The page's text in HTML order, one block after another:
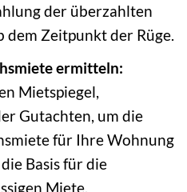
der überzahlten
dem Zeitpunkt der Rüge.
ermitteln:
Mietspiegel,
Gutachten, um die
für Ihre Wohnung
Basis für die
Miete.